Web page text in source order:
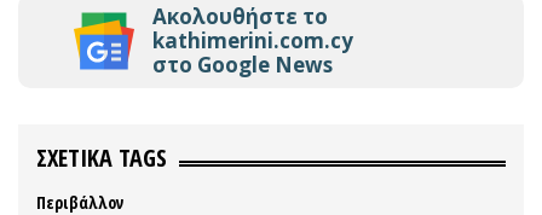
Ακολουθήστε το
kathimerini.com.cy
στο Google News
ΣΧΕΤΙΚΑ TAGS
Περιβάλλον